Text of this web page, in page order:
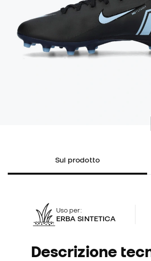
Sul prodotto
Uso per:
ERBA SINTETICA
Descrizione